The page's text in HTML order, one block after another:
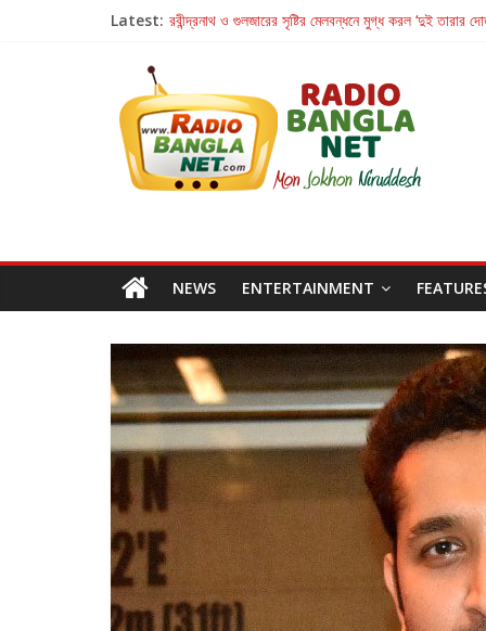
Latest: রবীন্দ্রনাথ ও গুলজারের সৃষ্টির মেলবন্ধনে মুগ্ধ করল ‘দুই তারার
Retribution: A Thought-Provoking Short
হাওয়া বদলের টলিউডে ‘তুমি এলে তাই’
NEWS ENTERTAINMENT